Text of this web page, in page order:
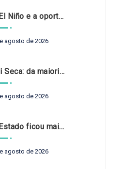
oportunidade de fortalecer o controle externo das políticas climáticas
agosto de 2026
da maioridade à maturidade
agosto de 2026
ficou mais complexo. O controle precisa acompanhar
agosto de 2026